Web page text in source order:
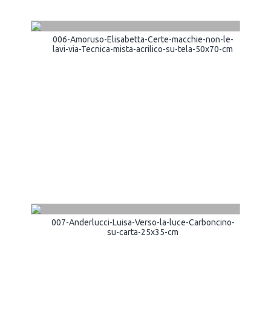
006-Amoruso-Elisabetta-Certe-macchie-non-le-
lavi-via-Tecnica-mista-acrilico-su-tela-50x70-cm
007-Anderlucci-Luisa-Verso-la-luce-Carboncino-
su-carta-25x35-cm